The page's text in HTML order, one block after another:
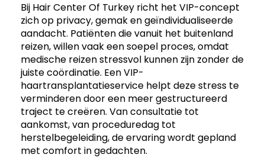
Bij Hair Center Of Turkey richt het VIP-concept
zich op privacy, gemak en geïndividualiseerde
aandacht. Patiënten die vanuit het buitenland
reizen, willen vaak een soepel proces, omdat
medische reizen stressvol kunnen zijn zonder de
juiste coördinatie. Een VIP-
haartransplantatieservice helpt deze stress te
verminderen door een meer gestructureerd
traject te creëren. Van consultatie tot
aankomst, van proceduredag ​​tot
herstelbegeleiding, de ervaring wordt gepland
met comfort in gedachten.